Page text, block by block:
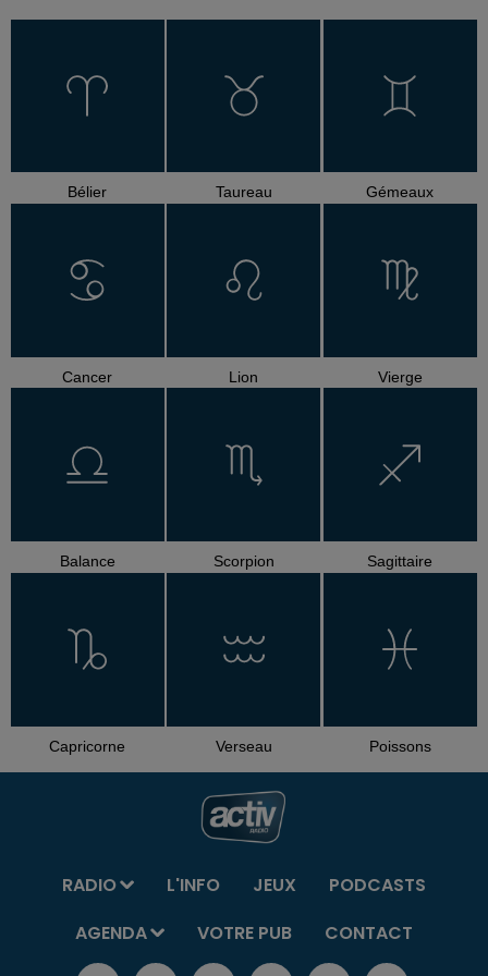
Bélier Taureau Gémeaux
Cancer Lion Vierge
Balance Scorpion Sagittaire
Capricorne Verseau Poissons
RADIO L'INFO JEUX
PODCASTS
AGENDA
VOTRE PUB CONTACT